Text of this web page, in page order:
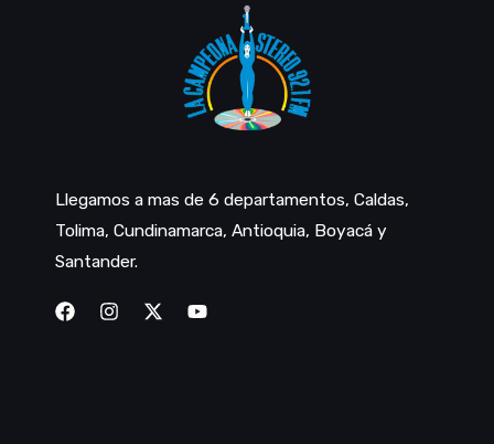
Llegamos a mas de 6 departamentos, Caldas,
Tolima, Cundinamarca, Antioquia, Boyacá y
Santander.